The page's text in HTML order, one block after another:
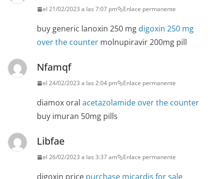
el 21/02/2023 a las 7:07 pm Enlace permanente
buy generic lanoxin 250 mg digoxin 250 mg
over the counter molnupiravir 200mg pill
Nfamqf
el 24/02/2023 a las 2:04 pm Enlace permanente
diamox oral acetazolamide over the counter
buy imuran 50mg pills
Libfae
el 26/02/2023 a las 3:37 am Enlace permanente
digoxin price purchase micardis for sale